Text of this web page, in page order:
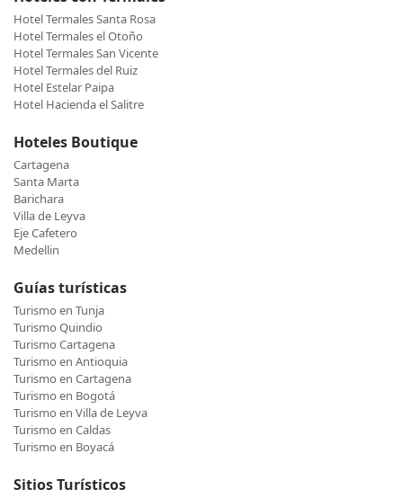
Hotel Termales Santa Rosa
Hotel Termales el Otoño
Hotel Termales San Vicente
Hotel Termales del Ruiz
Hotel Estelar Paipa
Hotel Hacienda el Salitre
Hoteles Boutique
Cartagena
Santa Marta
Barichara
Villa de Leyva
Eje Cafetero
Medellin
Guías turísticas
Turismo en Tunja
Turismo Quindio
Turismo Cartagena
Turismo en Antioquia
Turismo en Cartagena
Turismo en Bogotá
Turismo en Villa de Leyva
Turismo en Caldas
Turismo en Boyacá
Sitios Turísticos